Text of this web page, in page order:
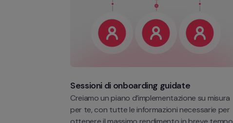
Sessioni di onboarding guidate
Creiamo un piano d’implementazione su misura
per te, con tutte le informazioni necessarie per